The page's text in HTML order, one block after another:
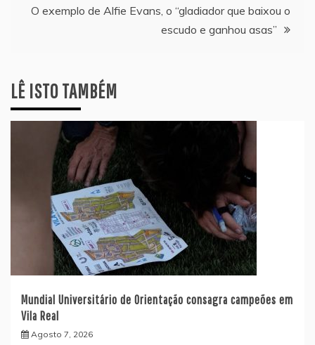
artigos
O exemplo de Alfie Evans, o “gladiador que baixou o
escudo e ganhou asas”
LÊ ISTO TAMBÉM
Mundial Universitário de Orientação consagra campeões em
Vila Real
Agosto 7, 2026